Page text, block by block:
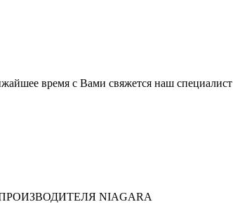
время с Вами свяжется наш специалист
NIAGARA